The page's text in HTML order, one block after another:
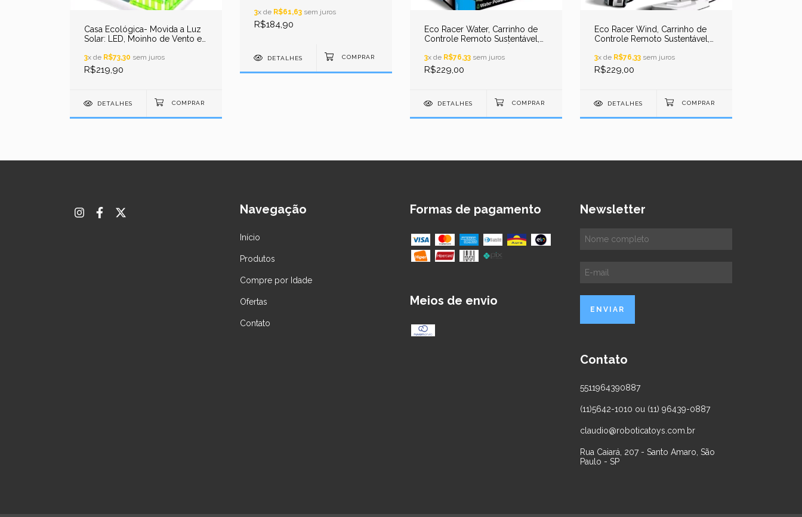
Casa Ecológica- Movida a Luz
Solar: LED, Moinho de Vento e
3x de R$73,30 sem juros
R$219,90
DETALHES
3x de R$61,63 sem juros
R$184,90
DETALHES
Eco Racer Water, Carrinho de
Controle Remoto Sustentável,
3x de R$76,33 sem juros
R$229,00
DETALHES
Eco Racer Wind, Carrinho de
Controle Remoto Sustentável,
3x de R$76,33 sem juros
R$229,00
DETALHES
Navegação
Início
Produtos
Compre por Idade
Ofertas
Contato
Formas de pagamento
Meios de envio
Newsletter
Contato
5511964390887
(11)5642-1010 ou (11) 96439-0887
claudio@roboticatoys.com.br
Rua Caiará, 207 - Santo Amaro, São
Paulo - SP